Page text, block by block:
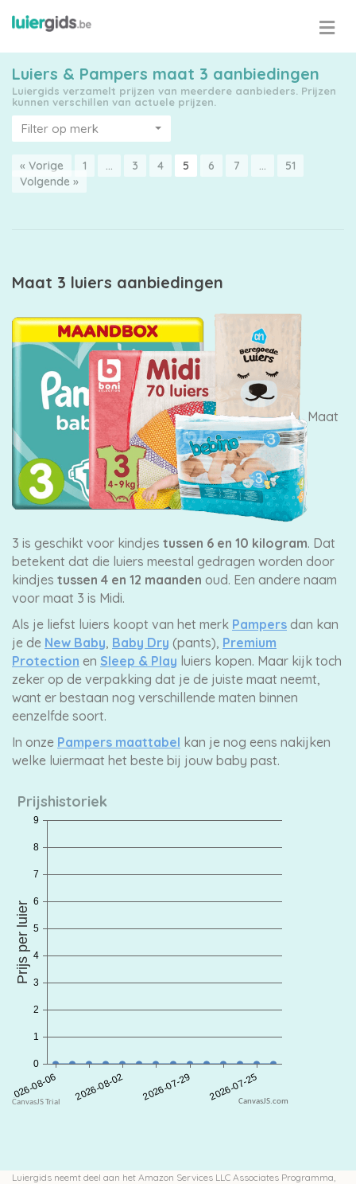
Maattabel
je
Pampers
Extra
korting
Billendoekjes
Merken
vergelijken
Luiers & Pampers maat 3 aanbiedingen
Luiergids verzamelt prijzen van meerdere aanbieders. Prijzen
kunnen verschillen van actuele prijzen.
Filter op merk
« Vorige 1 … 3 4 5 6 7 …
51
Volgende »
Maat 3 luiers aanbiedingen
Maat
3 is geschikt voor kindjes tussen 6 en 10 kilogram. Dat
betekent dat die luiers meestal gedragen worden door
kindjes tussen 4 en 12 maanden oud. Een andere naam
voor maat 3 is Midi.
Als je liefst luiers koopt van het merk Pampers dan kan
je de New Baby, Baby Dry (pants), Premium
Protection en Sleep & Play luiers kopen. Maar kijk toch
zeker op de verpakking dat je de juiste maat neemt,
want er bestaan nog verschillende maten binnen
eenzelfde soort.
In onze Pampers maattabel kan je nog eens nakijken
welke luiermaat het beste bij jouw baby past.
Prijshistoriek
CanvasJS.com
Luiergids neemt deel aan het Amazon Services LLC Associates Programma,